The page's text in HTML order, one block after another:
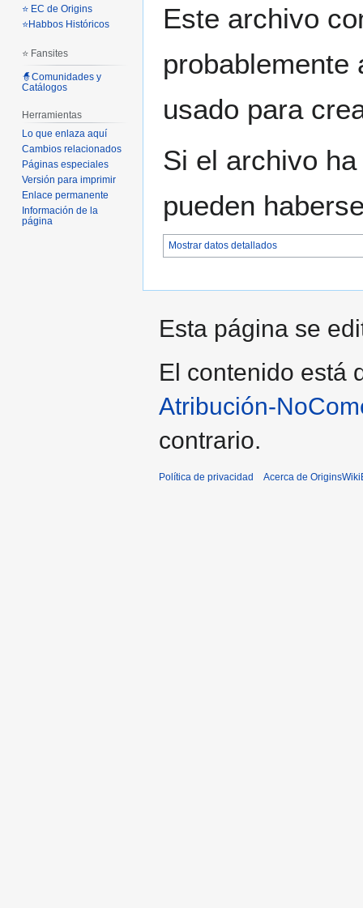
Este archivo
probablemente
usado para
Si el archivo
pueden
Mostrar datos detallados
⭐ EC de Origins
⭐Habbos Históricos
⭐ Fansites
🧙Comunidades y
Catálogos
Herramientas
Lo que enlaza aquí
Cambios relacionados
Páginas especiales
Versión para imprimir
Enlace permanente
Información de la
página
Esta página se
El contenido está
Atribución-
contrario.
Política de privacidad Acerca de